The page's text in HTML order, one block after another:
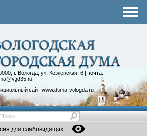
г. Вологда, ул. Козленская, 6 | почта:
сайт www.duma-vologda.ru
объединения
для слабовидящих